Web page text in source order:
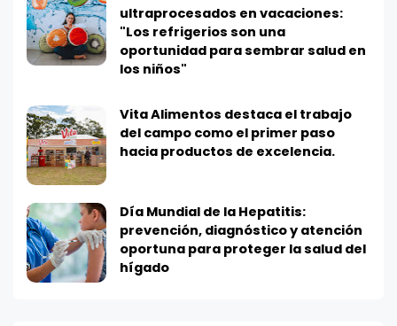
ultraprocesados en vacaciones:
"Los refrigerios son una
oportunidad para sembrar salud en
los niños"
Vita Alimentos destaca el trabajo
del campo como el primer paso
hacia productos de excelencia.
Día Mundial de la Hepatitis:
prevención, diagnóstico y atención
oportuna para proteger la salud del
hígado